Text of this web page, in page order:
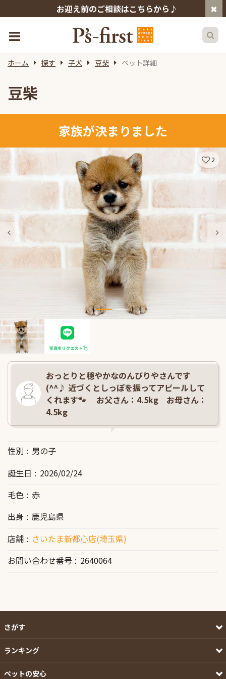
お迎え前のご相談はこちらから♪
ホーム 探す 子犬 豆柴 ペット詳細
豆柴
家族が決まりました
2
おっとりと穏やかなのんびりやさんです
(^^♪ 近づくとしっぽを振ってアピールして
くれます🐾 お父さん：4.5kg お母さん：
4.5kg
性別
男の子
誕生日
2026/02/24
毛色
赤
出身
鹿児島県
店舗
さいたま新都心店(埼玉県)
お問い合わせ番号
2640064
さがす
ランキング
ペットの安心